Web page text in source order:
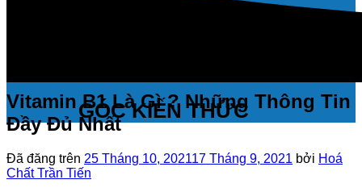
GÓC KIẾN THỨC
Vitamin B1 Là Gì ? Những Thông Tin
Đầy Đủ Nhất
Đã đăng trên 25 Tháng 10, 202117 Tháng 9, 2021 bởi Hoá
Chất Trần Tiến